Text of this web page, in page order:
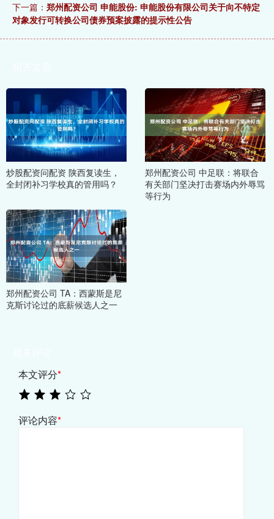
下一篇： 郑州配资公司 申能股份: 申能股份有限公司关于向不特定
对象发行可转换公司债券预案披露的提示性公告
炒股配资问配资 陕西复读生，
全封闭补习学校真的管用吗？
郑州配资公司 中足联：将联合
有关部门坚决打击赛场内外辱骂
等行为
郑州配资公司 TA：西蒙斯是尼
克斯讨论过的底薪候选人之一
本文评分*
评论内容*